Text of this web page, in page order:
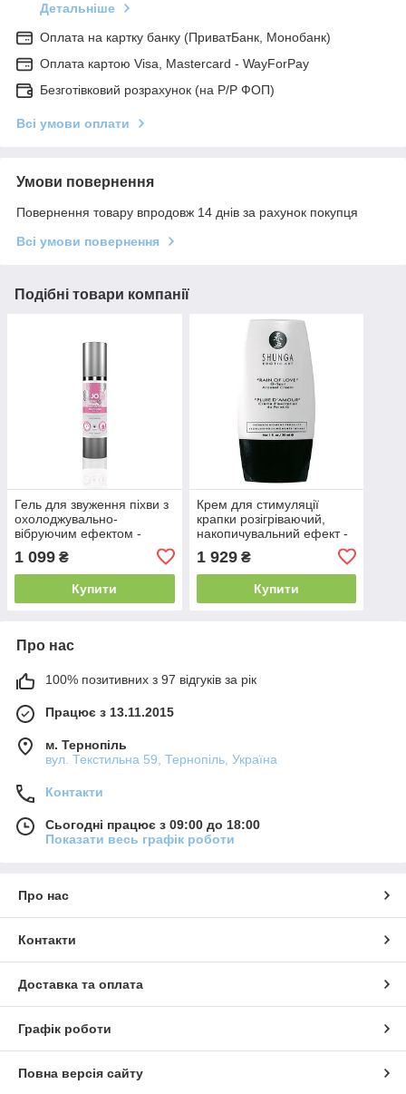
Детальніше
Оплата на картку банку (ПриватБанк, Монобанк)
Оплата картою Visa, Mastercard - WayForPay
Безготівковий розрахунок (на Р/Р ФОП)
Всі умови оплати
Умови повернення
Повернення товару впродовж 14 днів за рахунок покупця
Всі умови повернення
Подібні товари компанії
Гель для звуження піхви з
охолоджувально-
вібруючим ефектом -
Tightening Serum (50 мл)
1 099 ₴
Купити
Крем для стимуляції
крапки розігріваючий,
накопичувальний ефект -
G Shunga Rain Of Love (30
мл)
1 929₴
Купити
Про нас
100% позитивних з 97 відгуків за рік
Працює з 13.11.2015
м. Тернопіль
вул. Текстильна 59, Тернопіль, Україна
Контакти
Сьогодні працює з 09:00 до 18:00
Показати весь графік роботи
Про нас
Контакти
Доставка та оплата
Графік роботи
Повна версія сайту